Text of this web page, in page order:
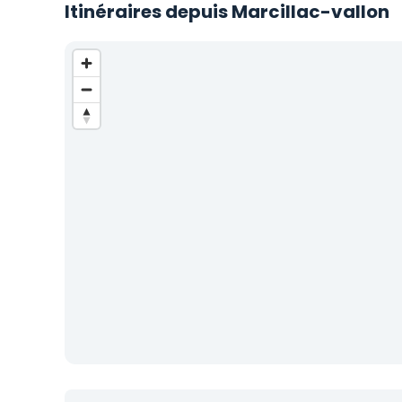
Itinéraires depuis Marcillac-vallon